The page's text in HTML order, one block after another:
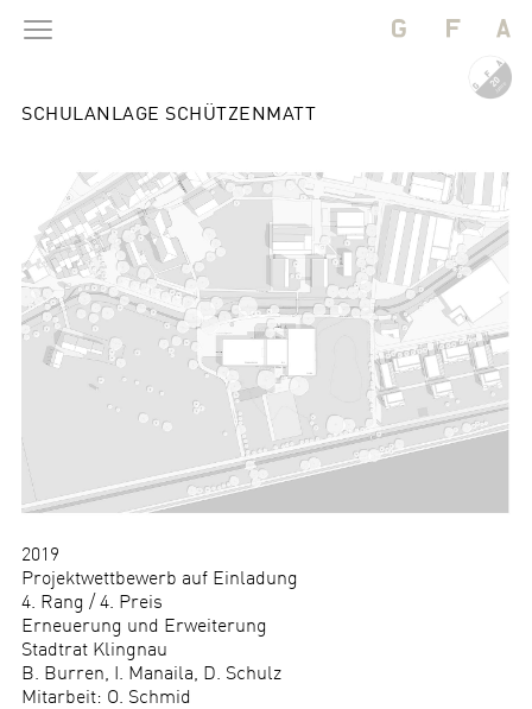
PROJEKTE
BÜRO
SCHULANLAGE SCHÜTZENMATT
2019
Projektwettbewerb auf Einladung
4. Rang / 4. Preis
Erneuerung und Erweiterung
Stadtrat Klingnau
B. Burren, I. Manaila, D. Schulz
Mitarbeit: O. Schmid